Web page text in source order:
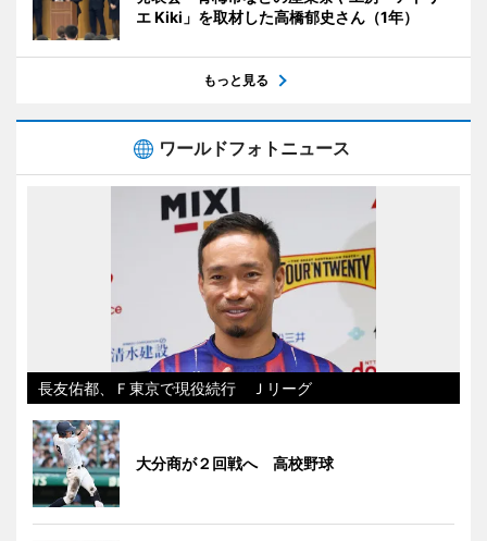
エ Kiki」を取材した高橋郁史さん（1年）
もっと見る
ワールドフォトニュース
長友佑都、Ｆ東京で現役続行 Ｊリーグ
大分商が２回戦へ 高校野球